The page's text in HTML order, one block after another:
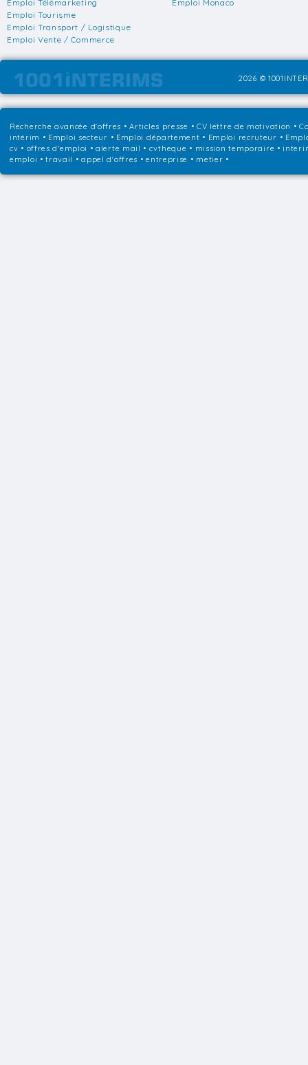
Emploi Télémarketing
Emploi Tourisme
Emploi Transport / Logistique
Emploi Vente / Commerce
Emploi Monaco
2026 ©
Recherche avancée d'offres •Articles presse • CV lettre de motivation •
intérim • Emploi secteur • Emploi département • Emploi recruteur •
cv • offres d'emploi • alerte mail • cvtheque • mission temporaire •
emploi • travail • appel d'offres • entreprise • metier •